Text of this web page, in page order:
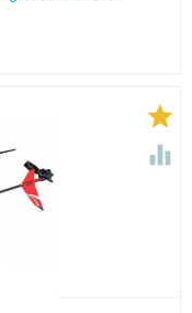

